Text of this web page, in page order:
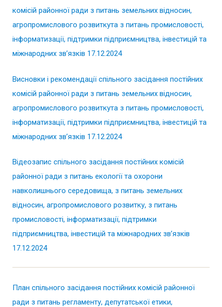
комісій районної ради з питань земельних відносин,
агропромислового розвиткута з питань промисловості,
інформатизації, підтримки підприємництва, інвестицій та
міжнародних зв’язків 17.12.2024
Висновки і рекомендації спільного засідання постійних
комісій районної ради з питань земельних відносин,
агропромислового розвиткута з питань промисловості,
інформатизації, підтримки підприємництва, інвестицій та
міжнародних зв’язків 17.12.2024
Відеозапис спільного засідання постійних комісій
районної ради з питань екології та охорони
навколишнього середовища, з питань земельних
відносин, агропромислового розвитку, з питань
промисловості, інформатизації, підтримки
підприємництва, інвестицій та міжнародних зв’язків
17.12.2024
План спільного засідання постійних комісій районної
ради з питань регламенту, депутатської етики,